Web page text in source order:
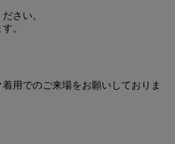
さい。
。
用でのご来場をお願いしておりま